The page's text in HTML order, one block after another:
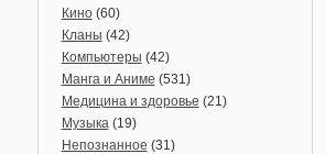
Кино(60)
Кланы (42)
Компьютеры (42)
Манга и Аниме (531)
Медицина и здоровье (21)
Музыка(19)
Непознанное (31)